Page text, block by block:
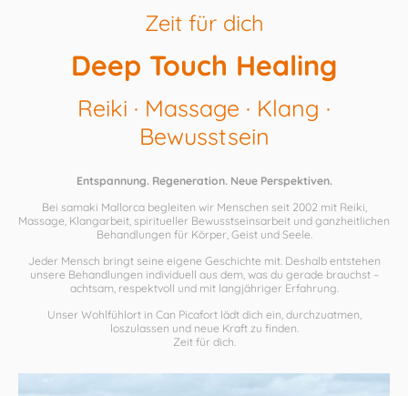
Deep Touch Healing
Zeit für dich
Reiki · Massage · Klang ·
Bewusstsein
Entspannung. Regeneration. Neue Perspektiven.
Bei samaki Mallorca begleiten wir Menschen seit 2002 mit Reiki,
Massage, Klangarbeit, spiritueller Bewusstseinsarbeit und ganzheitlichen
Behandlungen für Körper, Geist und Seele.
Jeder Mensch bringt seine eigene Geschichte mit. Deshalb entstehen
unsere Behandlungen individuell aus dem, was du gerade brauchst –
achtsam, respektvoll und mit langjähriger Erfahrung.
Unser Wohlfühlort in Can Picafort lädt dich ein, durchzuatmen,
loszulassen und neue Kraft zu finden.
Zeit für dich.